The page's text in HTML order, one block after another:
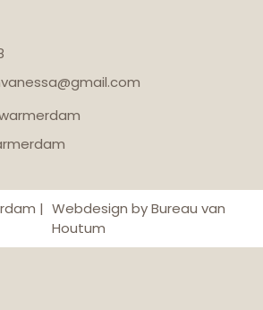
| Webdesign by Bureau van
Houtum